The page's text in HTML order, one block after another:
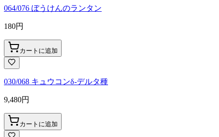
064/076 ぼうけんのランタン
180円
カートに追加
030/068 キュウコンδ-デルタ種
9,480円
カートに追加